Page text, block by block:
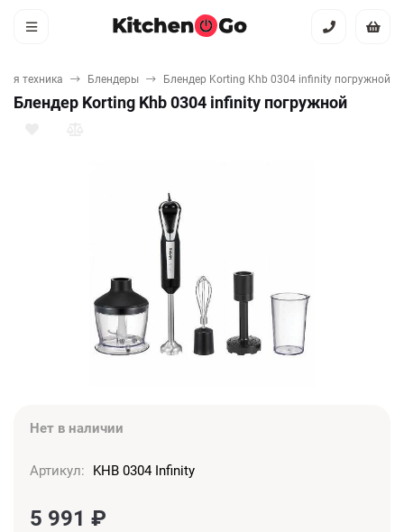
техника Блендеры Блендер Korting Khb 0304 infinity погружной
Блендер Korting Khb 0304 infinity погружной
Нет в наличии
Артикул: KHB 0304 Infinity
5 991 ₽